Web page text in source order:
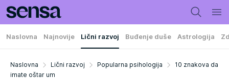
Naslovna Najnovije Lični razvoj Buđenje duše Astrologija
Naslovna Lični razvoj Popularna psihologija
10 znakova da
imate oštar um